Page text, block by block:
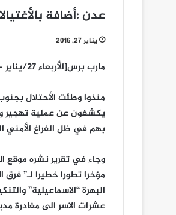
عدن :أضافة
يناير 27, 2016
مارب برس[الأربعاء 27/يناير – كانون الثاني/2016م] – عدن -المسيرة نت
منذوا وطئت الأحتلال
يكشفون عن عملية تهجير
بهم في ظل الفراغ الأمني
وجاء في تقرير نشره
مؤخرا تطورا خطيرا لـ”
البهرة “الاسماعيلية”
عشرات الاسر الى مغادرة